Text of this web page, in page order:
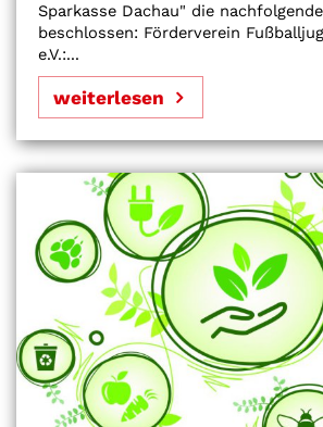
Sparkasse Dachau" die
beschlossen: Förderverein
e.V.:...
weiterlesen